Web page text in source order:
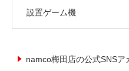
設置ゲーム機
namco梅田店の公式SNSア